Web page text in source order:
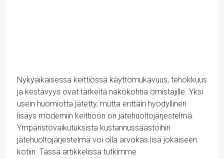
Nykyaikaisessa keittiössä käyttömukavuus, tehokkuus
ja kestävyys ovat tärkeitä näkökohtia omistajille. Yksi
usein huomiotta jätetty, mutta erittäin hyödyllinen
lisäys moderniin keittiöön on jätehuoltojärjestelmä.
Ympäristövaikutuksista kustannussäästöihin
jätehuoltojärjestelmä voi olla arvokas lisä jokaiseen
kotiin. Tässä artikkelissa tutkimme